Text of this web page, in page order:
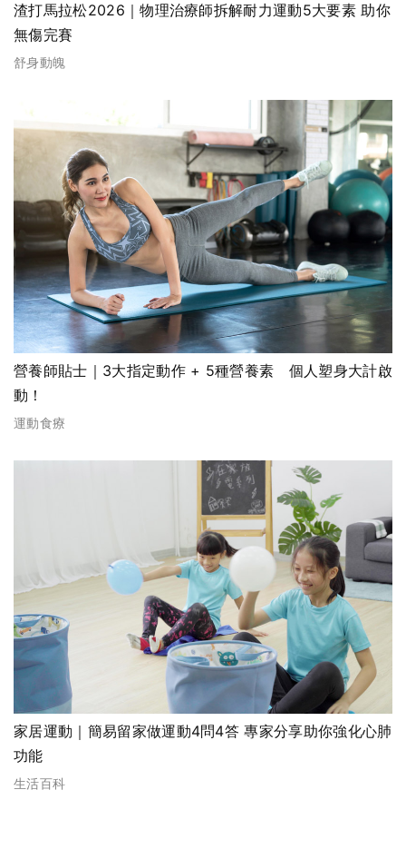
渣打馬拉松2026｜物理治療師拆解耐力運動5大要素 助你
無傷完賽
舒身動魄
營養師貼士｜3大指定動作 + 5種營養素 個人塑身大計啟
動！
運動食療
家居運動｜簡易留家做運動4問4答 專家分享助你強化心肺
功能
生活百科